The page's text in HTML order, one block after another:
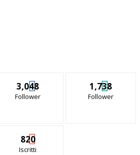
3,048
Follower
1,738
Follower
820
Iscritti